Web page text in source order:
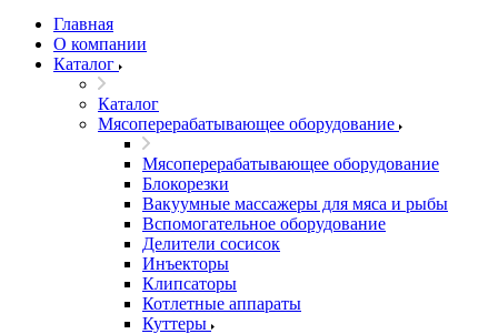
Главная
О компании
Каталог
Каталог
Мясоперерабатывающее оборудование
Мясоперерабатывающее оборудование
Блокорезки
Вакуумные массажеры для мяса и рыбы
Вспомогательное оборудование
Делители сосисок
Инъекторы
Клипсаторы
Котлетные аппараты
Куттеры